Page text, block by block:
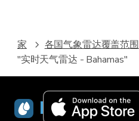
家
各国气象雷达覆盖范围
"实时天气雷达 - Bahamas"
RainViewer